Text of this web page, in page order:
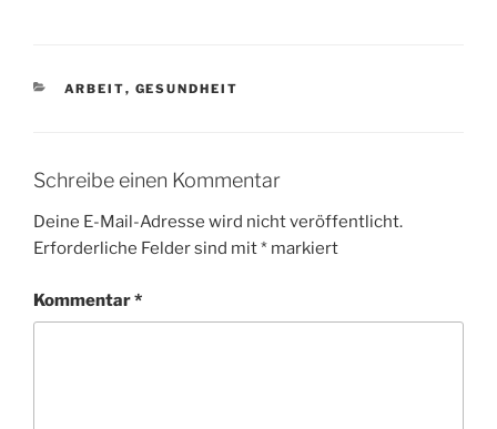
KATEGORIEN
ARBEIT, GESUNDHEIT
Schreibe einen Kommentar
Deine E-Mail-Adresse wird nicht veröffentlicht.
Erforderliche Felder sind mit* markiert
Kommentar*